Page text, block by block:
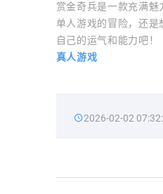
赏金奇兵是一款充满
单人游戏的冒险，还
自己的运气和能力吧！
真人游戏
2026-02-02